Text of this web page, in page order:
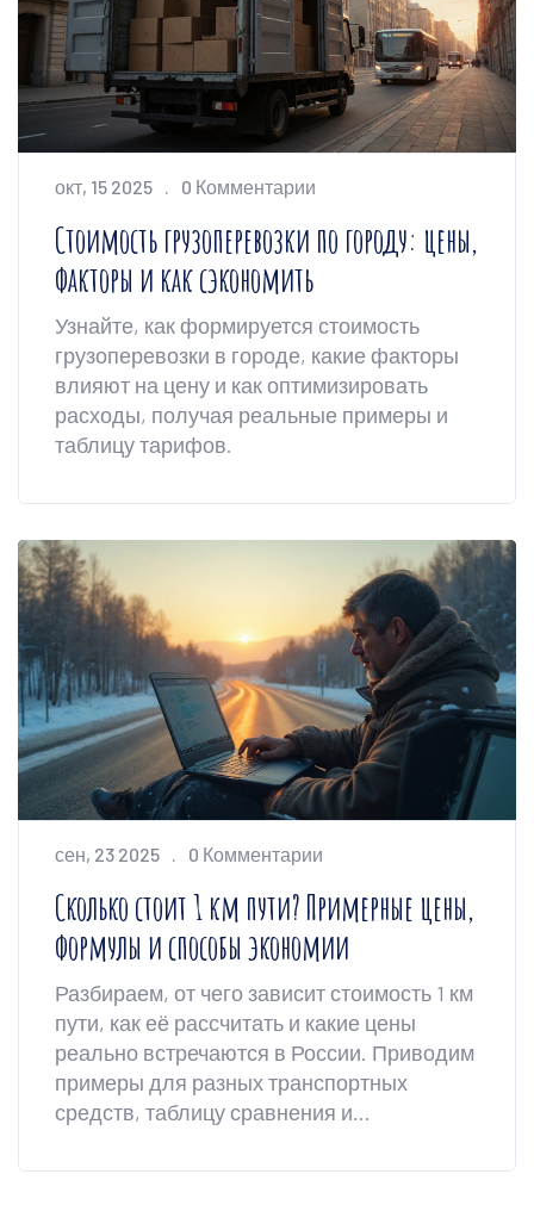
окт, 15 2025 0 Комментарии
Стоимость грузоперевозки по городу: цены,
факторы и как сэкономить
Узнайте, как формируется стоимость
грузоперевозки в городе, какие факторы
влияют на цену и как оптимизировать
расходы, получая реальные примеры и
таблицу тарифов.
сен, 23 2025 0 Комментарии
Сколько стоит 1 км пути? Примерные цены,
формулы и способы экономии
Разбираем, от чего зависит стоимость 1 км
пути, как её рассчитать и какие цены
реально встречаются в России. Приводим
примеры для разных транспортных
средств, таблицу сравнения и